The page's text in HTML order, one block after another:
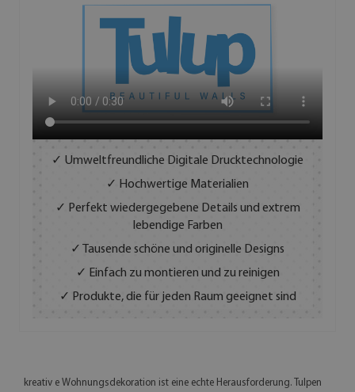
✓ Umweltfreundliche Digitale Drucktechnologie
✓ Hochwertige Materialien
✓ Perfekt wiedergegebene Details und extrem
lebendige Farben
✓ Tausende schöne und originelle Designs
✓ Einfach zu montieren und zu reinigen
✓ Produkte, die für jeden Raum geeignet sind
kreativ e Wohnungsdekoration ist eine echte Herausforderung. Tulpen